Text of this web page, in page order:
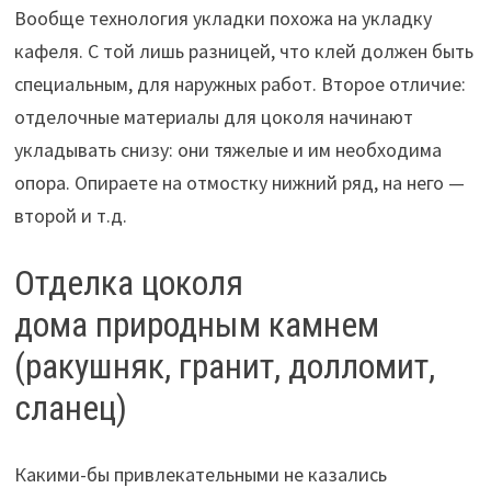
Вообще технология укладки похожа на укладку
кафеля. С той лишь разницей, что клей должен быть
специальным, для наружных работ. Второе отличие:
отделочные материалы для цоколя начинают
укладывать снизу: они тяжелые и им необходима
опора. Опираете на отмостку нижний ряд, на него —
второй и т.д.
Отделка цоколя
дома природным камнем
(ракушняк, гранит, долломит,
сланец)
Какими-бы привлекательными не казались